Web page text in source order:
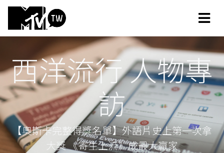
西洋流行 人物專
訪
【奧斯卡完整得獎名單】外語片史上第一次拿
大獎 《寄生上流》成最大贏家